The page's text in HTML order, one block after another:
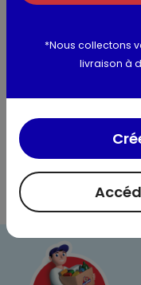
Informations
*Nous collectons
livraison à